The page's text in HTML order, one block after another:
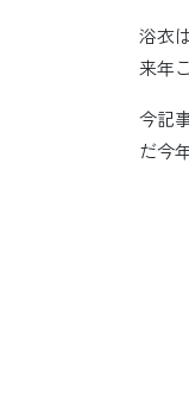
浴衣
来年
今記
だ今